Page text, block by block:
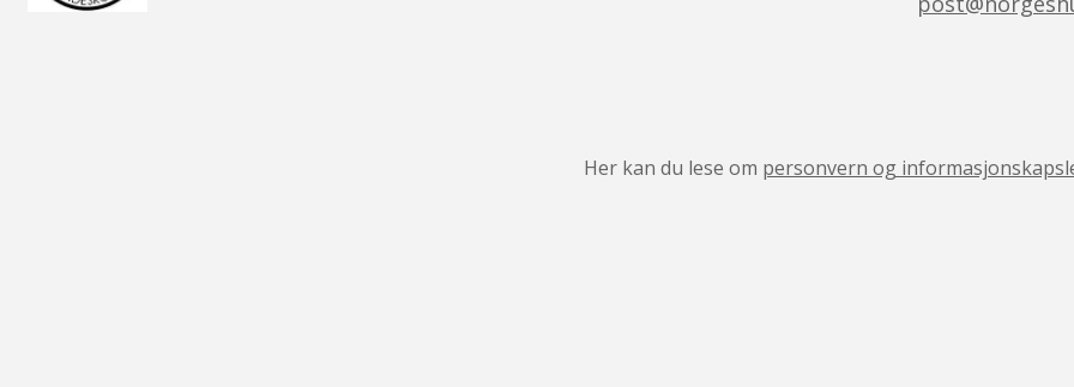
Her kan du lese om personvern og